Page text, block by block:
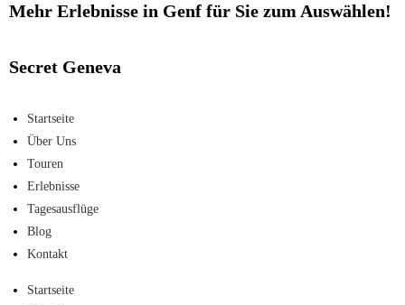
Mehr Erlebnisse in Genf für Sie zum Auswählen!​
Secret Geneva
Startseite
Über Uns
Touren
Erlebnisse
Tagesausflüge
Blog
Kontakt
Startseite